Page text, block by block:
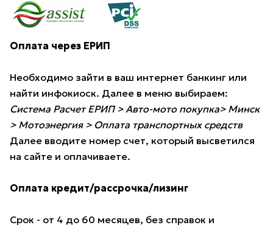
Оплата через ЕРИП
Необходимо зайти в ваш интернет банкинг или
найти инфокиоск. Далее в меню выбираем:
Система Расчет ЕРИП > Авто-мото покупка> Минск
> Мотоэнергия > Оплата транспортных средств
Далее вводите номер счет, который высветился
на сайте и оплачиваете.
Оплата кредит/рассрочка/лизинг
Срок - от 4 до 60 месяцев, без справок и